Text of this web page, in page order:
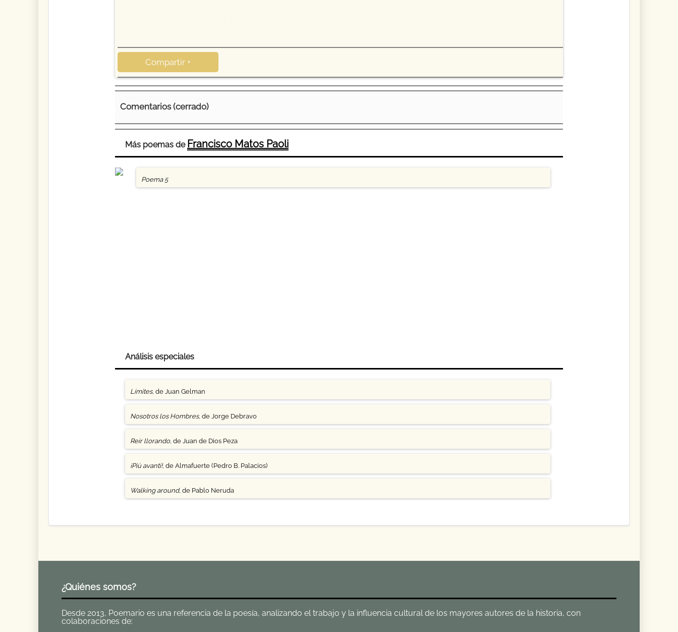
Compartir +
Comentarios (cerrado)
Más poemas de Francisco Matos Paoli
Poema 5
Análisis especiales
Límites, de Juan Gelman
Nosotros los Hombres, de Jorge Debravo
Reír llorando, de Juan de Dios Peza
¡Più avanti!, de Almafuerte (Pedro B. Palacios)
Walking around, de Pablo Neruda
¿Quiénes somos?
Desde 2013, Poemario es una referencia de la poesía, analizando el trabajo y la influencia cultural de los mayores autores de la historia, con
colaboraciones de: